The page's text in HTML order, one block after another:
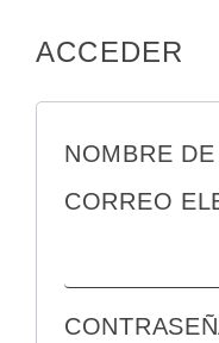
ACCEDER
NOMBRE
CORREO